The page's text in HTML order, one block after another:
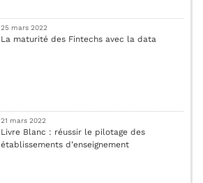
25 mars 2022
La maturité des Fintechs avec la data
21 mars 2022
Livre Blanc : réussir le pilotage des
établissements d’enseignement